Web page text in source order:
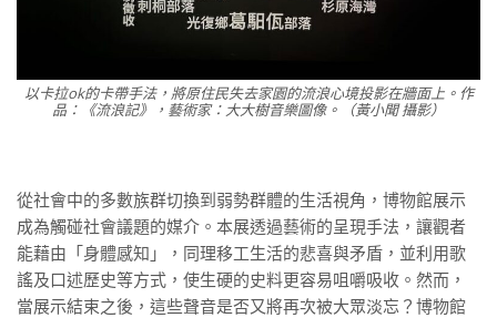
以卡拉ok的卡帶手法，將原住民失去家園的流浪心境投影在牆面上。作
品：《流浪記》，藝術家：大大樹音樂圖像。（黃小聞 攝影）
從社會中的多數族群切換到弱勢群體的生活視角，博物館展示
成為觸碰社會議題的媒介。本展透過藝術的呈現手法，讓觀者
能藉由「身體感知」，同理移工生活的悲喜與矛盾，並利用歌
謠及口述歷史等方式，使生硬的史料更容易咀嚼吸收。然而，
當展示結束之後，這些聲音是否又將再次被大眾淡忘？博物館